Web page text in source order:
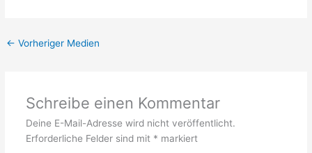
← Vorheriger Medien
Schreibe einen Kommentar
Deine E-Mail-Adresse wird nicht veröffentlicht.
Erforderliche Felder sind mit * markiert